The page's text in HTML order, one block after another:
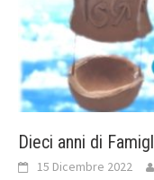
Dieci anni di
15 Dicembre 2022